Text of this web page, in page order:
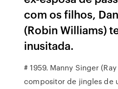
com os filhos,
(Robin Williams)
inusitada.
# 1959. Manny Singer
compositor de jingles de